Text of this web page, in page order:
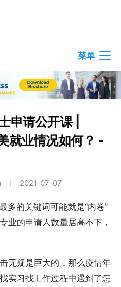
菜单
申请公开课 |
就业情况如何？ -
2021-07-07
多的关键词可能就是“内卷”
业的申请人数量居高不下，
无疑是巨大的，那么疫情年
实习找工作过程中遇到了怎